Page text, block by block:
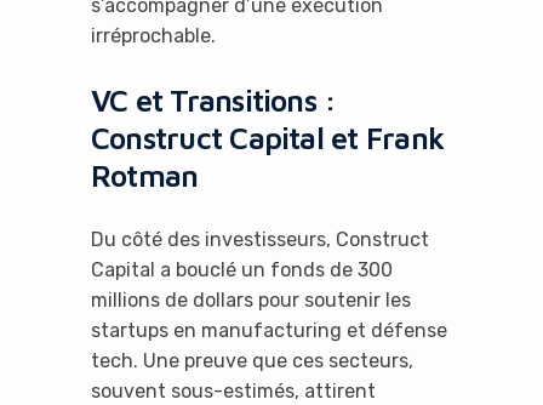
s’accompagner d’une exécution
irréprochable.
VC et Transitions :
Construct Capital et Frank
Rotman
Du côté des investisseurs, Construct
Capital a bouclé un fonds de 300
millions de dollars pour soutenir les
startups en manufacturing et défense
tech. Une preuve que ces secteurs,
souvent sous-estimés, attirent
It looks like you're
using an ad-blocker!